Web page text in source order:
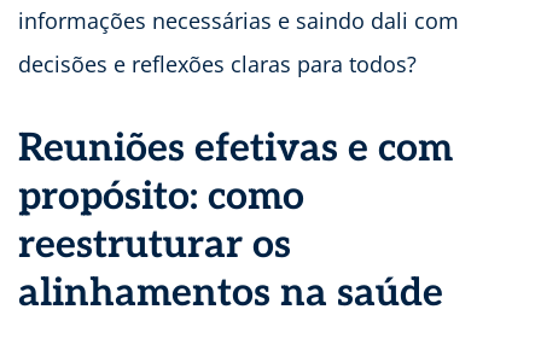
informações necessárias e saindo dali com
decisões e reflexões claras para todos?
Reuniões efetivas e com
propósito: como
reestruturar os
alinhamentos na saúde